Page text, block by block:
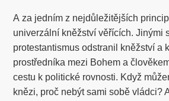
A za jedním z nejdůležitějších
univerzální kněžství věřících. Jinými
protestantismus odstranil kněžství a
prostředníka mezi Bohem a
cestu k politické rovnosti. Když
knězi, proč nebýt sami sobě vládci?